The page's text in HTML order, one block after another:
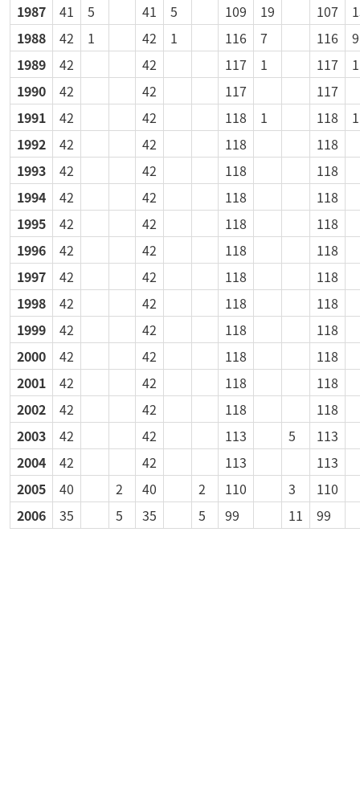
1987
41 5 41 5 109 19 107
1988
42 1 42 1 116 7 116
9
1989
42 42 117 1 117
1
1990
42 42 117
117
1991
42 42 118 1 118
1
1992
42 42 118
118
1993
42 42 118
118
1994
42 42 118
118
1995
42 42 118
118
1996
42 42 118
118
1997
42 42 118
118
1998
42 42 118
118
1999
42 42 118
118
2000
42 42 118
118
2001
42 42 118
118
2002
42 42 118
118
2003
42 42 113 5
113
2004
42 42 113
113
2005
40 2 40 2 110 3
110
2006
35 5 35 5 99 11 99